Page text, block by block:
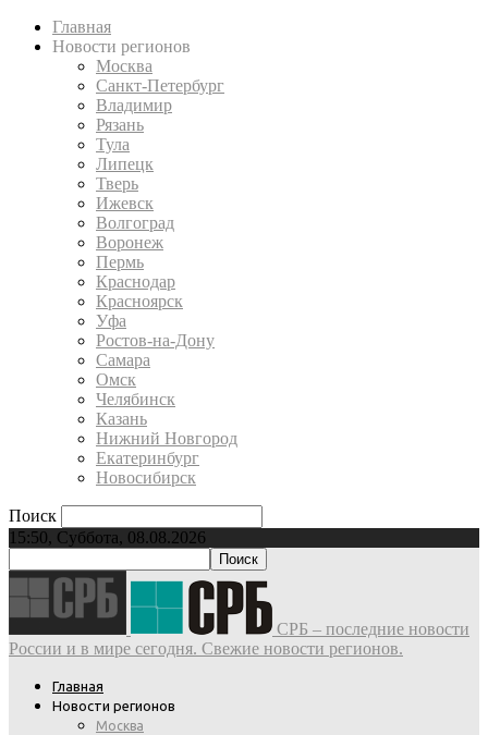
Главная
Новости регионов
Москва
Санкт-Петербург
Владимир
Рязань
Тула
Липецк
Тверь
Ижевск
Волгоград
Воронеж
Пермь
Краснодар
Красноярск
Уфа
Ростов-на-Дону
Самара
Омск
Челябинск
Казань
Нижний Новгород
Екатеринбург
Новосибирск
Поиск
15:50, Суббота, 08.08.2026
СРБ – последние новости
России и в мире сегодня. Свежие новости регионов.
Главная
Новости регионов
Москва